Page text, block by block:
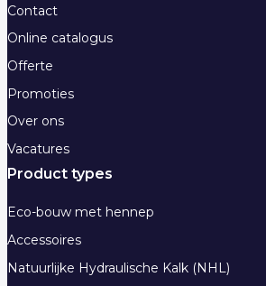
Contact
Online catalogus
Offerte
Promoties
Over ons
Vacatures
Product types
Eco-bouw met hennep
Accessoires
Natuurlijke Hydraulische Kalk (NHL)